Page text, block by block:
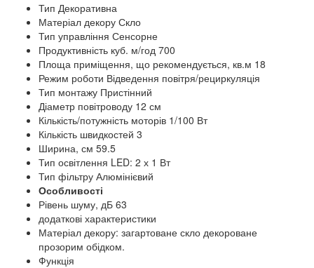
Тип Декоративна
Матеріал декору Скло
Тип управління Сенсорне
Продуктивність куб. м/год 700
Площа приміщення, що рекомендується, кв.м 18
Режим роботи Відведення повітря/рециркуляція
Тип монтажу Пристінний
Діаметр повітроводу 12 см
Кількість/потужність моторів 1/100 Вт
Кількість швидкостей 3
Ширина, см 59.5
Тип освітлення LED: 2 х 1 Вт
Тип фільтру Алюмінієвий
Особливості
Рівень шуму, дБ 63
додаткові характеристики
Матеріал декору: загартоване скло декороване
прозорим обідком.
Функція